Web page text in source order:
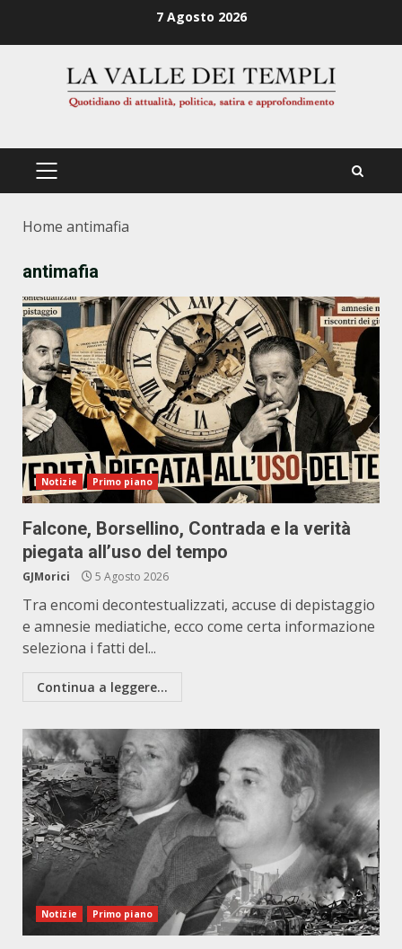
7 Agosto 2026
PRIMÄRES
Home antimafia
antimafia
Notizie Primo piano
Falcone, Borsellino, Contrada e la verità
piegata all’uso del tempo
GJMorici 5 Agosto 2026
Tra encomi decontestualizzati, accuse di depistaggio
e amnesie mediatiche, ecco come certa informazione
seleziona i fatti del...
Continua a leggere...
Notizie Primo piano